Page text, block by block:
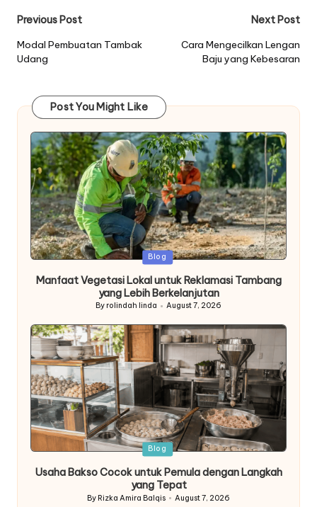
Post
navigation
Previous Post
Modal Pembuatan Tambak
Udang
Next Post
Cara Mengecilkan Lengan
Baju yang Kebesaran
Post You Might Like
Posted
Blog
Manfaat Vegetasi Lokal untuk Reklamasi Tambang
yang Lebih Berkelanjutan
Posted
By rolindah linda August 7, 2026
Posted
Blog
Usaha Bakso Cocok untuk Pemula dengan Langkah
yang Tepat
Posted
By Rizka Amira Balqis August 7, 2026